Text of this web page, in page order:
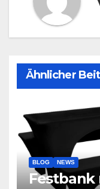
Ähnlicher
BLOG NEWS
Festbank